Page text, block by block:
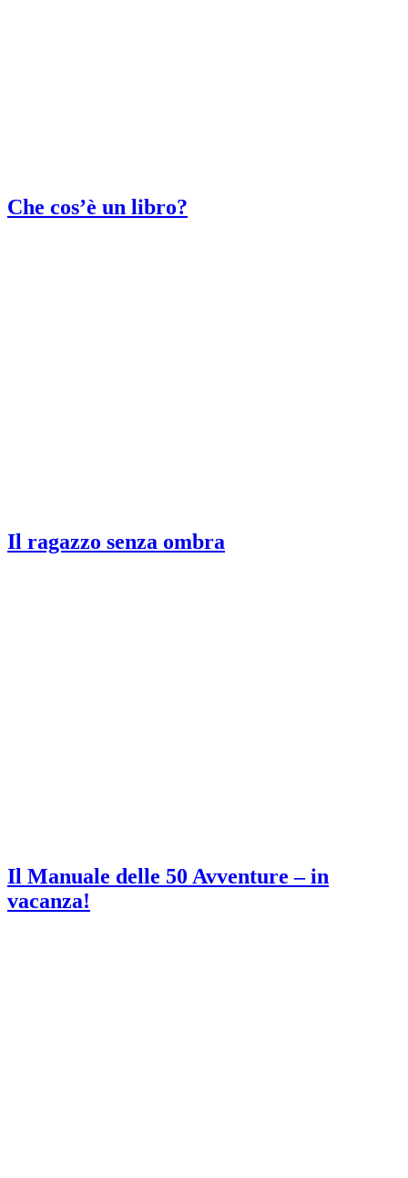
Che cos’è un libro?
Il ragazzo senza ombra
Il Manuale delle 50 Avventure – in
vacanza!